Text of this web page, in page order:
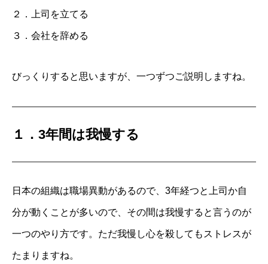
２．上司を立てる
３．会社を辞める
びっくりすると思いますが、一つずつご説明しますね。
１．3年間は我慢する
日本の組織は職場異動があるので、3年経つと上司か自
分が動くことが多いので、その間は我慢すると言うのが
一つのやり方です。ただ我慢し心を殺してもストレスが
たまりますね。